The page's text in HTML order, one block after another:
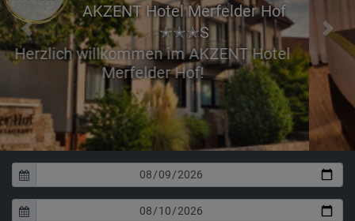
AKZENT Hotel Merfelder Hof
✭✭✭S
Erholen Sie sich in unseren
Previous Next